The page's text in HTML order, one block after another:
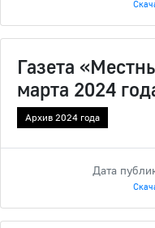
Газета
марта 2024
Архив 2024 года
Дата